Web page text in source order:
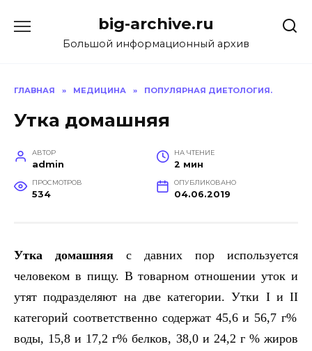
содержанию
big-archive.ru
Большой информационный архив
ГЛАВНАЯ » МЕДИЦИНА » ПОПУЛЯРНАЯ ДИЕТОЛОГИЯ.
Утка домашняя
АВТОР
admin
НА ЧТЕНИЕ
2 мин
ПРОСМОТРОВ
534
ОПУБЛИКОВАНО
04.06.2019
Утка домашняя с давних пор используется
человеком в пищу. В товарном отношении уток и
утят подразделяют на две категории. Утки Iи II
категорий соответственно содержат 45,6 и 56,7 г%
воды, 15,8 и 17,2 г% белков, 38,0 и 24,2 г % жиров